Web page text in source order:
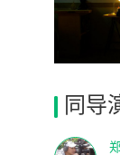
同导